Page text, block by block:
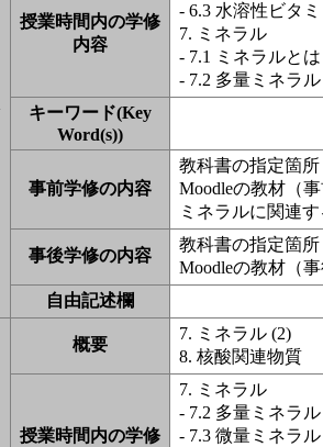
授業時間内の学修
内容
- 6.3 水溶性ビタ
7. ミネラル
- 7.1 ミネラルとは
- 7.2 多量ミネラル
キーワード(Key
Word(s))
事前学修の内容
教科書の指定箇
Moodleの教材（
ミネラルに関連
事後学修の内容
教科書の指定箇
Moodleの教材（
自由記述欄
概要
7. ミネラル (2)
8. 核酸関連物質
授業時間内の学修
7. ミネラル
- 7.2 多量ミネラル
- 7.3 微量ミネラル